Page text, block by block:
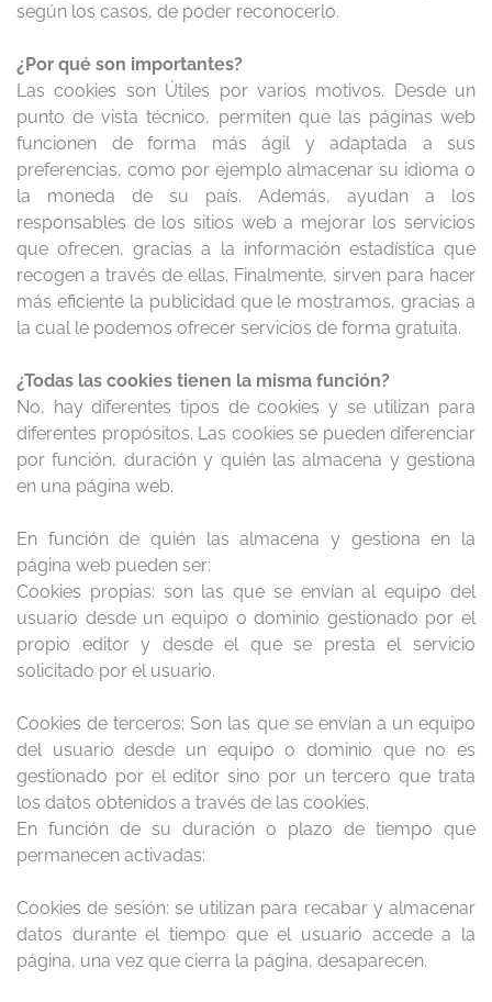
según los casos, de poder reconocerlo.
¿Por qué son importantes?
Las cookies son Útiles por varios motivos. Desde un
punto de vista técnico, permiten que las páginas web
funcionen de forma más ágil y adaptada a sus
preferencias, como por ejemplo almacenar su idioma o
la moneda de su país. Además, ayudan a los
responsables de los sitios web a mejorar los servicios
que ofrecen, gracias a la información estadística que
recogen a través de ellas. Finalmente, sirven para hacer
más eficiente la publicidad que le mostramos, gracias a
la cual le podemos ofrecer servicios de forma gratuita.
¿Todas las cookies tienen la misma función?
No, hay diferentes tipos de cookies y se utilizan para
diferentes propósitos. Las cookies se pueden diferenciar
por función, duración y quién las almacena y gestiona
en una página web.
En función de quién las almacena y gestiona en la
página web pueden ser:
Cookies propias: son las que se envían al equipo del
usuario desde un equipo o dominio gestionado por el
propio editor y desde el que se presta el servicio
solicitado por el usuario.
Cookies de terceros: Son las que se envían a un equipo
del usuario desde un equipo o dominio que no es
gestionado por el editor sino por un tercero que trata
los datos obtenidos a través de las cookies.
En función de su duración o plazo de tiempo que
permanecen activadas:
Cookies de sesión: se utilizan para recabar y almacenar
datos durante el tiempo que el usuario accede a la
página, una vez que cierra la página, desaparecen.